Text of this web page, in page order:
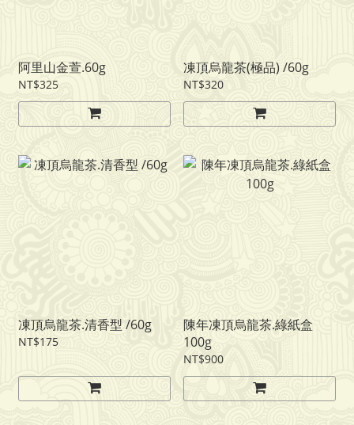
阿里山金萱.60g
NT$325
凍頂烏龍茶(極品) /60g
NT$320
凍頂烏龍茶.清香型 /60g
NT$175
陳年凍頂烏龍茶.綠紙盒
100g
NT$900